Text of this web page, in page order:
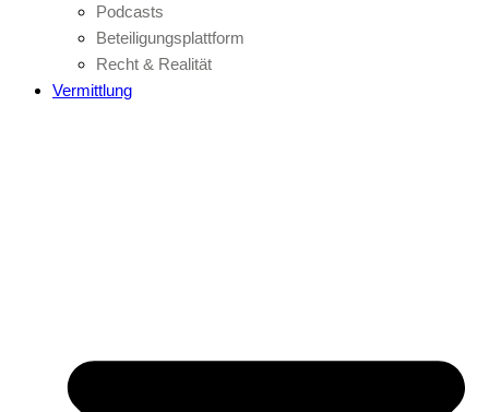
Podcasts
Beteiligungsplattform
Recht & Realität
Vermittlung